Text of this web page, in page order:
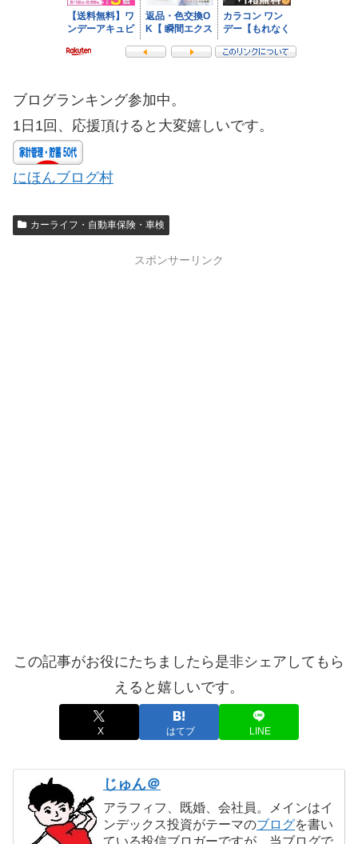
ブログランキング参加中。
1日1回、応援頂けると大変嬉しいです。
にほんブログ村
カーライフ・自動車保険・車検
スポンサーリンク
この記事がお役にたちましたら是非シェアしてもら
えると嬉しいです。
X はてブ LINE
じゅん＠
アラフィフ、既婚、会社員。メインはイ
ンデックス投資がテーマのブログを書い
ている投信ブロガーですが、当ブログで